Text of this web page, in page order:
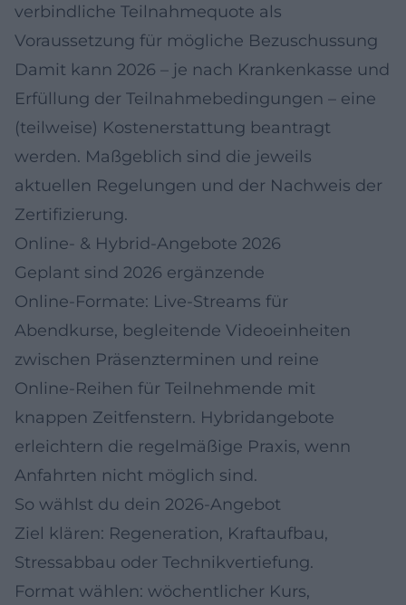
verbindliche Teilnahmequote als
Voraussetzung für mögliche Bezuschussung
Damit kann 2026 – je nach Krankenkasse und
Erfüllung der Teilnahmebedingungen – eine
(teilweise) Kostenerstattung beantragt
werden. Maßgeblich sind die jeweils
aktuellen Regelungen und der Nachweis der
Zertifizierung.
Online- & Hybrid-Angebote 2026
Geplant sind 2026 ergänzende
Online‑Formate: Live‑Streams für
Abendkurse, begleitende Videoeinheiten
zwischen Präsenzterminen und reine
Online‑Reihen für Teilnehmende mit
knappen Zeitfenstern. Hybridangebote
erleichtern die regelmäßige Praxis, wenn
Anfahrten nicht möglich sind.
So wählst du dein 2026‑Angebot
Ziel klären: Regeneration, Kraftaufbau,
Stressabbau oder Technikvertiefung.
Format wählen: wöchentlicher Kurs,